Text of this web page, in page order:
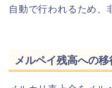
自動で行われるため、
メルペイ残高への移